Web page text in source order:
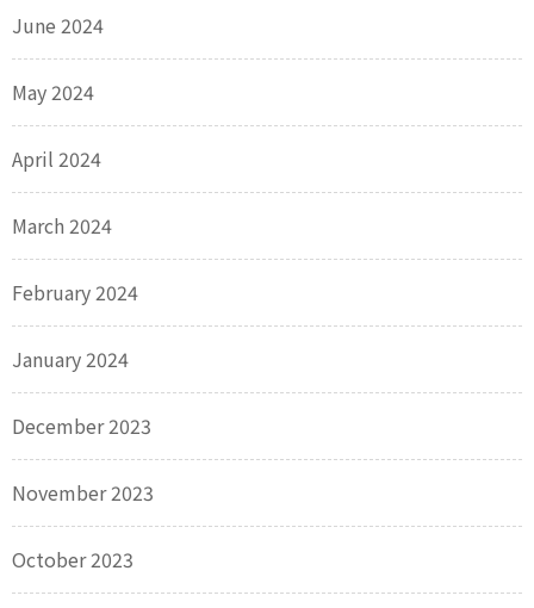
June 2024
May 2024
April 2024
March 2024
February 2024
January 2024
December 2023
November 2023
October 2023